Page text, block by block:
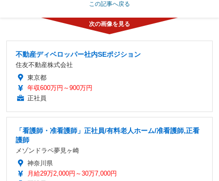
この記事へ戻る
不動産ディベロッパー社内SEポジション
住友不動産株式会社
東京都
年収600万円～900万円
正社員
「看護師・准看護師」正社員/有料老人ホーム/准看護師,正看
護師
メゾンドラペ夢見ヶ崎
神奈川県
月給29万2,000円～30万7,000円